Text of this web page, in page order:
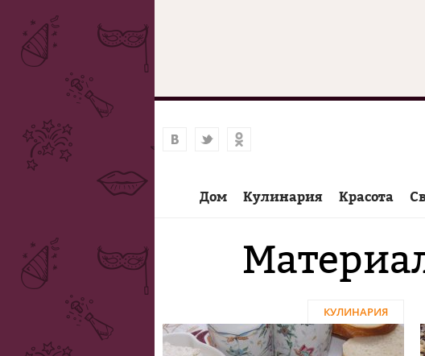
Дом Кулинария Красота
КУЛИНАРИЯ
Страницы